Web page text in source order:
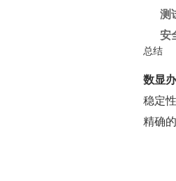
测
安
总结
数显
稳定
精确